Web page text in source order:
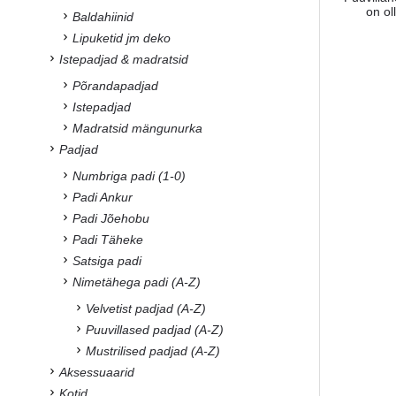
on
Baldahiinid
Lipuketid jm deko
Istepadjad & madratsid
Põrandapadjad
Istepadjad
Madratsid mängunurka
Padjad
Numbriga padi (1-0)
Padi Ankur
Padi Jõehobu
Padi Täheke
Satsiga padi
Nimetähega padi (A-Z)
Velvetist padjad (A-Z)
Puuvillased padjad (A-Z)
Mustrilised padjad (A-Z)
Aksessuaarid
Kotid